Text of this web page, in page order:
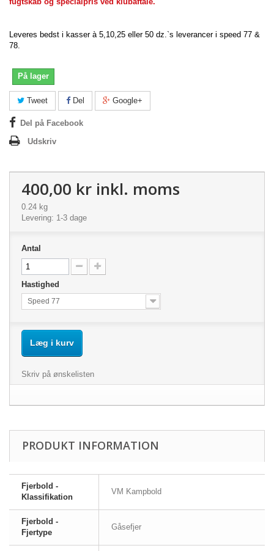
Leveres bedst i kasser à 5,10,25 eller 50 dz.`s leverancer i speed 77 &
78.
På lager
Tweet Del Google+
Del på Facebook
Udskriv
400,00 kr inkl. moms
0.24 kg
Levering: 1-3 dage
Antal
Hastighed
Speed 77
Læg i kurv
Skriv på ønskelisten
PRODUKT INFORMATION
Fjerbold -
Klassifikation
VM Kampbold
Fjerbold -
Fjertype
Gåsefjer